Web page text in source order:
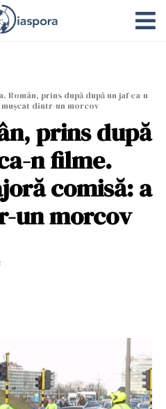
Român, prins după după un jaf ca-n
dintr-un morcov
prins după
n filme.
comisă: a
un morcov